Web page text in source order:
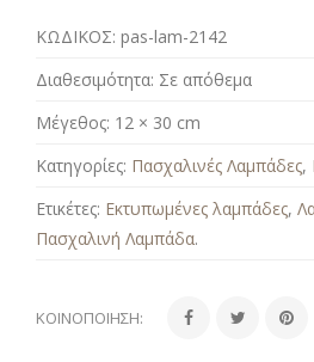
ΚΩΔΙΚΟΣ: pas-lam-2142
Διαθεσιμότητα: Σε απόθεμα
Μέγεθος: 12 × 30 cm
Κατηγορίες: Πασχαλινές Λαμπάδες,
Ετικέτες: Εκτυπωμένες λαμπάδες,
Πασχαλινή Λαμπάδα.
ΚΟΙΝΟΠΟΊΗΣΗ: